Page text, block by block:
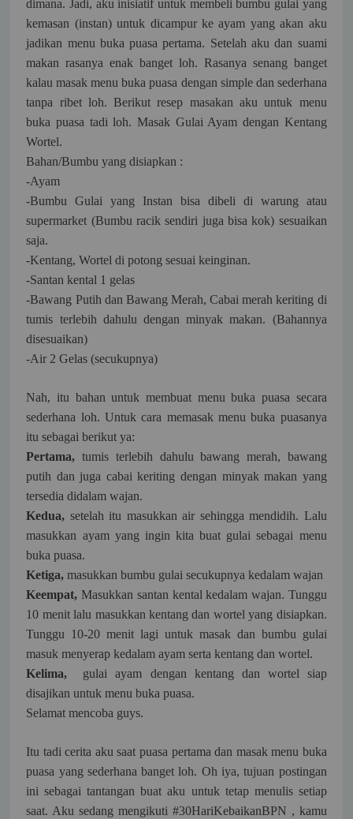
dimana. Jadi, aku inisiatif untuk membeli bumbu gulai yang
kemasan (instan) untuk dicampur ke ayam yang akan aku
jadikan menu buka puasa pertama. Setelah aku dan suami
makan rasanya enak banget loh. Rasanya senang banget
kalau masak menu buka puasa dengan simple dan sederhana
tanpa ribet loh. Berikut resep masakan aku untuk menu
buka puasa tadi loh. Masak Gulai Ayam dengan Kentang
Wortel.
Bahan/Bumbu yang disiapkan :
-Ayam
-Bumbu Gulai yang Instan bisa dibeli di warung atau
supermarket (Bumbu racik sendiri juga bisa kok) sesuaikan
saja.
-Kentang, Wortel di potong sesuai keinginan.
-Santan kental 1 gelas
-Bawang Putih dan Bawang Merah, Cabai merah keriting di
tumis terlebih dahulu dengan minyak makan. (Bahannya
disesuaikan)
-Air 2 Gelas (secukupnya)
Nah, itu bahan untuk membuat menu buka puasa secara
sederhana loh. Untuk cara memasak menu buka puasanya
itu sebagai berikut ya:
Pertama,tumis terlebih dahulu bawang merah, bawang
putih dan juga cabai keriting dengan minyak makan yang
tersedia didalam wajan.
Kedua, setelah itu masukkan air sehingga mendidih. Lalu
masukkan ayam yang ingin kita buat gulai sebagai menu
buka puasa.
Ketiga,masukkan bumbu gulai secukupnya kedalam wajan
Keempat,Masukkan santan kental kedalam wajan. Tunggu
10 menit lalu masukkan kentang dan wortel yang disiapkan.
Tunggu 10-20 menit lagi untuk masak dan bumbu gulai
masuk menyerap kedalam ayam serta kentang dan wortel.
Kelima,
gulai ayam dengan kentang dan wortel siap
disajikan untuk menu buka puasa.
Selamat mencoba guys.
Itu tadi cerita aku saat puasa pertama dan masak menu buka
puasa yang sederhana banget loh. Oh iya, tujuan postingan
ini sebagai tantangan buat aku untuk tetap menulis setiap
saat. Aku sedang mengikuti #30HariKebaikanBPN , kamu